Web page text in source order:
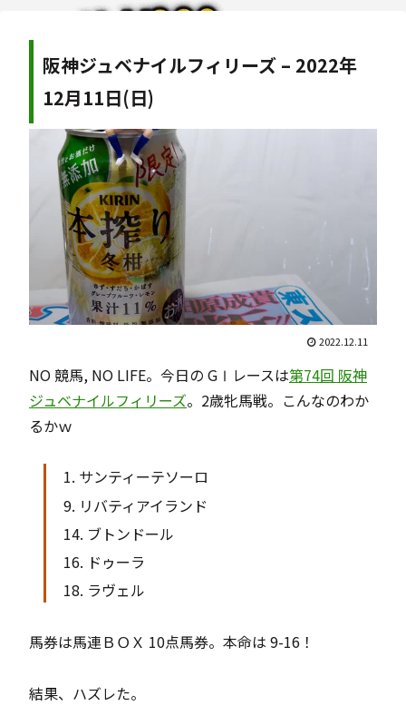
阪神ジュベナイルフィリーズ – 2022年
12月11日(日)
2022.12.11
NO 競馬, NO LIFE。今日の GⅠレースは第74回 阪神
ジュベナイルフィリーズ。2歳牝馬戦。こんなのわか
るかｗ
1. サンティーテソーロ
9. リバティアイランド
14. ブトンドール
16. ドゥーラ
18. ラヴェル
馬券は馬連ＢＯＸ 10点馬券。本命は 9-16！
結果、ハズレた。